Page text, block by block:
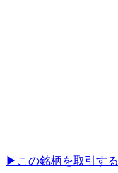
▶︎ この銘柄を取引する